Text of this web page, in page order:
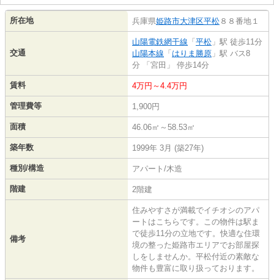
所在地 兵庫県姫路市大津区平松 ８８番地１
交通
山陽電鉄網干線 「 平松 」駅 徒歩11分
山陽本線 「 はりま勝原 」駅 バス8
分 「宮田」 停歩14分
賃料 4万円～4.4万円
管理費等 1,900円
面積 46.06㎡～58.53㎡
築年数 1999年 3月 (築27年)
種別/構造 アパート/木造
階建 2階建
備考
住みやすさが満載でイチオシのアパ
ートはこちらです。この物件は駅ま
で徒歩11分の立地です。快適な住環
境の整った姫路市エリアでお部屋探
しをしませんか。平松付近の素敵な
物件も豊富に取り扱っております。